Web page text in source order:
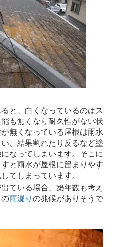
と、白くなっているのはス
も無くなり耐久性がない状
無くなっている屋根は雨水
、結果割れたり反るなど塗
なってしまいます。そこに
と雨水が屋根に留まりやす
てしまっています。
ている場合、築年数も考え
の雨漏り の兆候がありそうで